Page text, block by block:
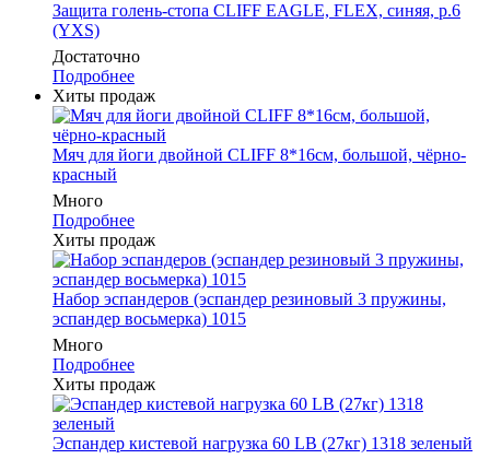
Защита голень-стопа CLIFF EAGLE, FLEX, синяя, р.6
(YXS)
Достаточно
Подробнее
Хиты продаж
Мяч для йоги двойной CLIFF 8*16см, большой, чёрно-
красный
Много
Подробнее
Хиты продаж
Набор эспандеров (эспандер резиновый 3 пружины,
эспандер восьмерка) 1015
Много
Подробнее
Хиты продаж
Эспандер кистевой нагрузка 60 LB (27кг) 1318 зеленый